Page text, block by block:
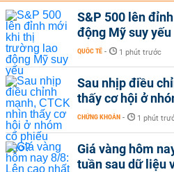
S&P 500 lên
động Mỹ suy yếu
QUỐC TẾ - 1 phút trước
Sau nhịp điều
thấy cơ hội ở
CHỨNG KHOÁN - 1 phút
Giá vàng hôm
tuần sau dữ liệu